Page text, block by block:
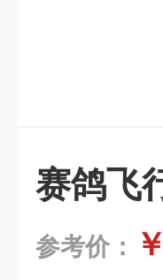
赛鸽飞
参考价：